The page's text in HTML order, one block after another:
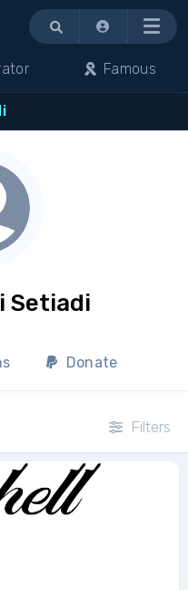
Menu
Famous
Setiadi
Donate
Filters